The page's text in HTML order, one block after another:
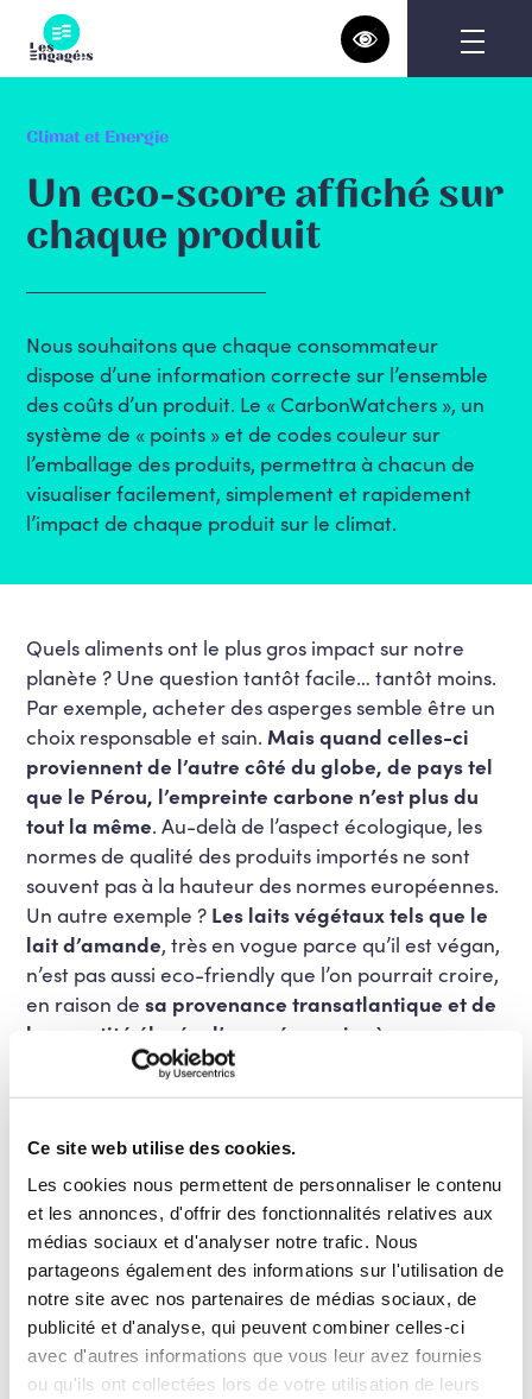
Ce site web utilise des cookies.
Les cookies nous permettent de personnaliser le contenu
et les annonces, d'offrir des fonctionnalités relatives aux
médias sociaux et d'analyser notre trafic. Nous
partageons également des informations sur l'utilisation de
notre site avec nos partenaires de médias sociaux, de
publicité et d'analyse, qui peuvent combiner celles-ci
avec d'autres informations que vous leur avez fournies
ou qu'ils ont collectées lors de votre utilisation de leurs
content
Climat et Energie
Un eco-score affiché sur
chaque produit
Nous souhaitons que chaque consommateur
dispose d’une information correcte sur l’ensemble
des coûts d’un produit. Le « CarbonWatchers », un
système de « points » et de codes couleur sur
l’emballage des produits, permettra à chacun de
visualiser facilement, simplement et rapidement
l’impact de chaque produit sur le climat.
Quels aliments ont le plus gros impact sur notre
planète ? Une question tantôt facile… tantôt moins.
Par exemple, acheter des asperges semble être un
choix responsable et sain.Mais quand celles-ci
proviennent de l’autre côté du globe, de pays tel
que le Pérou, l’empreinte carbone n’est plus du
tout la même. Au-delà de l’aspect écologique, les
normes de qualité des produits importés ne sont
souvent pas à la hauteur des normes européennes.
Un autre exemple ? Les laits végétaux tels que le
lait d’amande, très en vogue parce qu’il est végan,
n’est pas aussi eco-friendly que l’on pourrait croire,
en raison desa provenance transatlantique et de
la quantité élevée d’eau nécessaire à sa
production.
au nutri-score, soit affiché sur les produits
disponibles en grandes surfaces, afin que nous
puissions faire nos achats pour notre bien à nous,
mais aussi pour celui de notre planète. Cet eco-
score prendra notamment en compte l‘origine de
fabrication du produit, ses éventuels lieux de transit
pour sa transformation ainsi que son type de
production (ex. issu de l’agriculture intensive,
biologique, de conservation…).